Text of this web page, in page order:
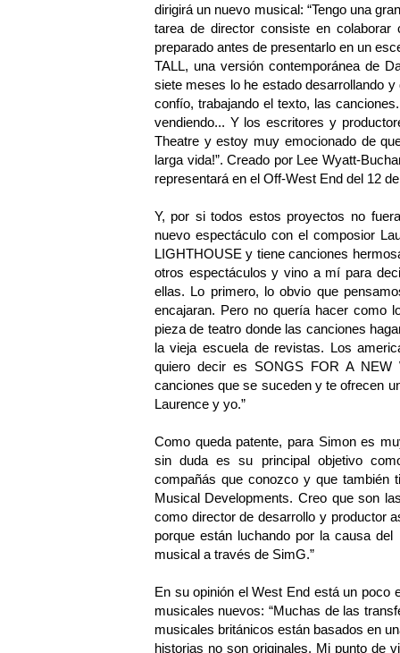
dirigirá un nuevo musical: “Tengo una
tarea de director consiste en
preparado antes de presentarlo en un
TALL, una versión contemporánea de
siete meses lo he estado desarrollando
confío, trabajando el texto, las
vendiendo... Y los escritores y
Theatre y estoy muy emocionado de
larga vida!”. Creado por Lee Wyatt-
representará en el Off-West End del 12
Y, por si todos estos proyectos no
nuevo espectáculo con el composior
LIGHTHOUSE y tiene canciones
otros espectáculos y vino a mí para
ellas. Lo primero, lo obvio que
encajaran. Pero no quería hacer como
pieza de teatro donde las canciones
la vieja escuela de revistas. Los
quiero decir es SONGS FOR A NEW
canciones que se suceden y te ofrecen
Laurence y yo.”
Como queda patente, para Simon es
sin duda es su principal objetivo
compañás que conozco y que también
Musical Developments. Creo que son
como director de desarrollo y productor
porque están luchando por la causa
musical a través de SimG.”
En su opinión el West End está un poco
musicales nuevos: “Muchas de las
musicales británicos están basados en
historias no son originales. Mi punto de